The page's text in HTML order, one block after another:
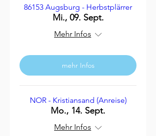
86153 Augsburg - Herbstplärrer
Mi., 09. Sept.
Mehr Infos
mehr Infos
NOR - Kristiansand (Anreise)
Mo., 14. Sept.
Mehr Infos